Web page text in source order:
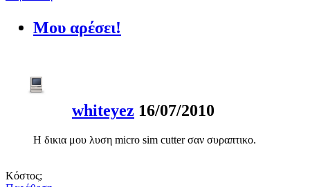
Μου αρέσει!
whiteyez 16/07/2010
Η δικια μου λυση micro sim cutter σαν συραπτικο.
Κόστος;